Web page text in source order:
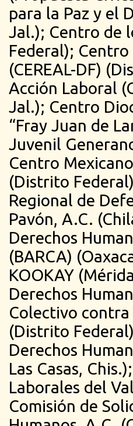
para la Paz y el
Jal.); Centro de
Federal);
(CEREAL-DF)
Acción Laboral
Jal.); Centro
“Fray Juan de
Juvenil
Centro
(Distrito
Regional de
Pavón, A.C.
Derechos
(BARCA)
KOOKAY
Derechos
Colectivo contra
(Distrito
Derechos
Las Casas,
Laborales del
Comisión de